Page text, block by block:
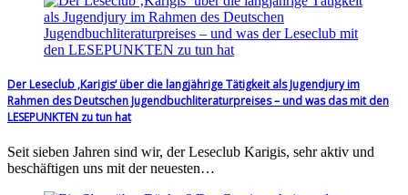
Der Leseclub ‚Karigis‘ über die langjährige Tätigkeit als Jugendjury im
Rahmen des Deutschen Jugendbuchliteraturpreises – und was das mit den
LESEPUNKTEN zu tun hat
Seit sieben Jahren sind wir, der Leseclub Karigis, sehr aktiv und
beschäftigen uns mit der neuesten…